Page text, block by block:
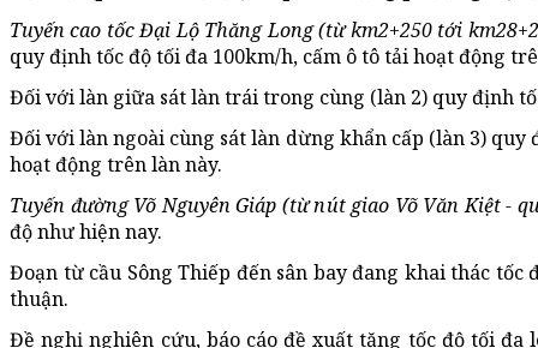
Tuyến cao tốc Đại Lộ Thăng Long (từ km2+250 tới
quy định tốc độ tối đa 100km/h, cấm ô tô tải hoạt động
Đối với làn giữa sát làn trái trong cùng (làn 2) quy định
Đối với làn ngoài cùng sát làn dừng khẩn cấp (làn 3)
hoạt động trên làn này.
Tuyến đường Võ Nguyên Giáp (từ nút giao Võ Văn Kiệt -
độ như hiện nay.
Đoạn từ cầu Sông Thiếp đến sân bay đang khai thác
thuận.
Đề nghị nghiên cứu, báo cáo đề xuất tăng tốc độ tối